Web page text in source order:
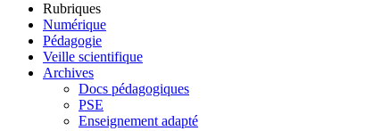
Rubriques
Numérique
Pédagogie
Veille scientifique
Archives
Docs pédagogiques
PSE
Enseignement adapté